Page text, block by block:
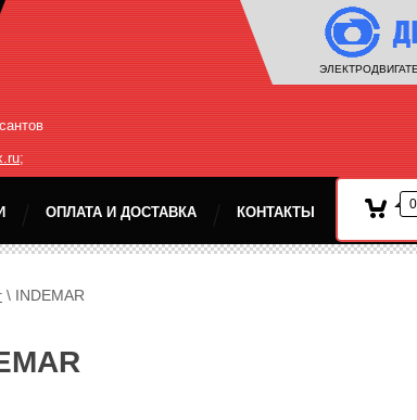
;
ОПЛАТА И ДОСТАВКА КОНТАКТЫ 0
\ INDEMAR